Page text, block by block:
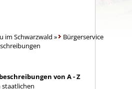
im Schwarzwald »
Bürgerservice
von A - Z